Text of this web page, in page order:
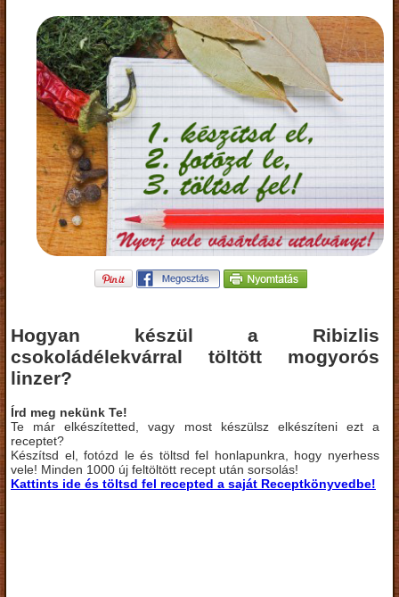
Hogyan készül a Ribizlis
csokoládélekvárral töltött mogyorós
linzer?
Írd meg nekünk Te!
Te már elkészítetted, vagy most készülsz elkészíteni ezt a
receptet?
Készítsd el, fotózd le és töltsd fel honlapunkra, hogy nyerhess
vele! Minden 1000 új feltöltött recept után sorsolás!
Kattints ide és töltsd fel recepted a saját Receptkönyvedbe!